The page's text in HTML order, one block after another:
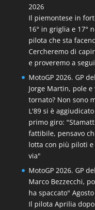
2026
Il piemontese in
16° in griglia e 17°
pilota che sta
Cercheremo di
e proveremo a
MotoGP 2026. GP
Jorge Martin, pole
tornato? Non sono
L'89 si è
primo giro:
fattibile, pensavo
lotta con più piloti
via"
MotoGP 2026. GP
Marco Bezzecchi,
ha spaccato"
Il pilota Aprilia